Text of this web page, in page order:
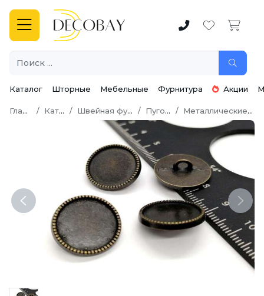
Каталог Шторные Мебельные Фурнитура Акции
Главная Каталог Швейная фурнитура Пуговицы Металлические пуговицы
Previous Next